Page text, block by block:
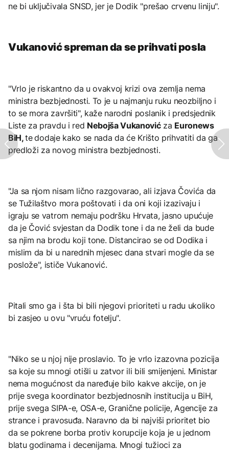
ne bi uključivala SNSD, jer je Dodik "prešao crvenu liniju".
Vukanović spreman da se prihvati posla
"Vrlo je riskantno da u ovakvoj krizi ova zemlja nema
ministra bezbjednosti. To je u najmanju ruku neozbiljno i
to se mora završiti", kaže narodni poslanik i predsjednik
Liste za pravdu i red Nebojša Vukanovićza Euronews
BiH,tedodaje kako se nada da će Krišto prihvatiti da ga
predloži za novog ministra bezbjednosti.
"Ja sa njom nisam lično razgovarao, ali izjava Čovića da
se Tužilaštvo mora poštovati i da oni koji izazivaju i
igraju se vatrom nemaju podršku Hrvata, jasno upućuje
da je Čović svjestan da Dodik tone i da ne želi da bude
sa njim na brodu koji tone. Distancirao se od Dodika i
mislim da bi u narednih mjesec dana stvari mogle da se
poslože", ističe Vukanović.
Pitali smo ga i šta bi bili njegovi prioriteti u radu ukoliko
bi zasjeo u ovu "vruću fotelju".
"Niko se u njoj nije proslavio. To je vrlo izazovna pozicija
sa koje su mnogi otišli u zatvor ili bili smijenjeni. Ministar
nema mogućnost da naređuje bilo kakve akcije, on je
prije svega koordinator bezbjednosnih institucija u BiH,
prije svega SIPA-e, OSA-e, Granične policije, Agencije za
strance i pravosuđa. Naravno da bi najviši prioritet bio
da se pokrene borba protiv korupcije koja je u jednom
blatu godinama i decenijama. Mnogi tužioci za